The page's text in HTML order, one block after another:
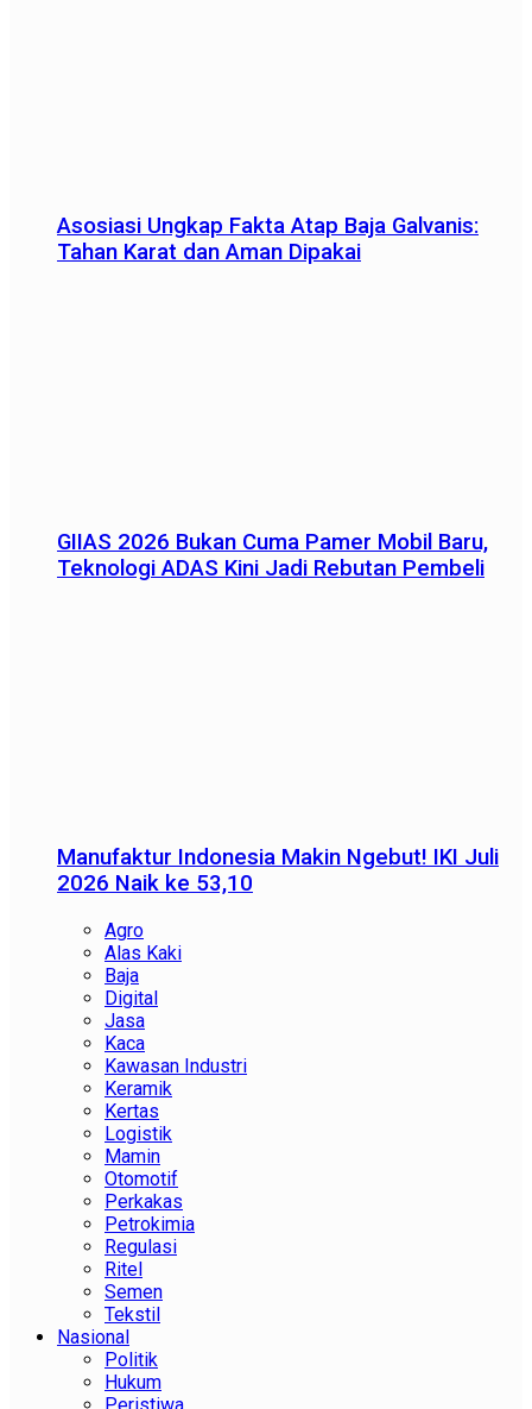
Asosiasi Ungkap Fakta Atap Baja Galvanis:
Tahan Karat dan Aman Dipakai
GIIAS 2026 Bukan Cuma Pamer Mobil Baru,
Teknologi ADAS Kini Jadi Rebutan Pembeli
Manufaktur Indonesia Makin Ngebut! IKI Juli
2026 Naik ke 53,10
Agro
Alas Kaki
Baja
Digital
Jasa
Kaca
Kawasan Industri
Keramik
Kertas
Logistik
Mamin
Otomotif
Perkakas
Petrokimia
Regulasi
Ritel
Semen
Tekstil
Nasional
Politik
Hukum